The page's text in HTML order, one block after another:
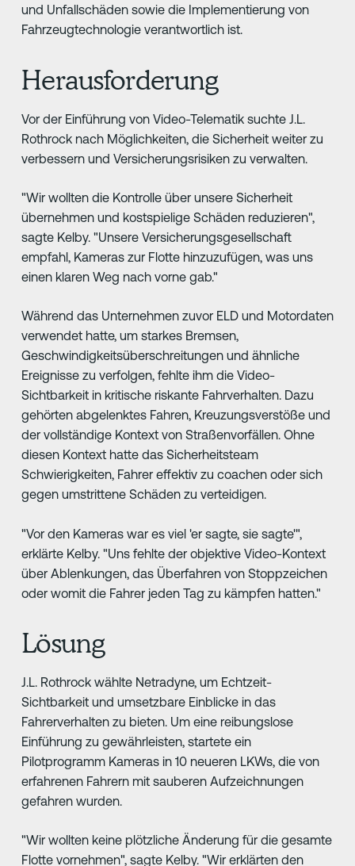
und Unfallschäden sowie die Implementierung von
Fahrzeugtechnologie verantwortlich ist.
Herausforderung
Vor der Einführung von Video-Telematik suchte J.L.
Rothrock nach Möglichkeiten, die Sicherheit weiter zu
verbessern und Versicherungsrisiken zu verwalten.
"Wir wollten die Kontrolle über unsere Sicherheit
übernehmen und kostspielige Schäden reduzieren",
sagte Kelby. "Unsere Versicherungsgesellschaft
empfahl, Kameras zur Flotte hinzuzufügen, was uns
einen klaren Weg nach vorne gab."
Während das Unternehmen zuvor ELD und Motordaten
verwendet hatte, um starkes Bremsen,
Geschwindigkeitsüberschreitungen und ähnliche
Ereignisse zu verfolgen, fehlte ihm die Video-
Sichtbarkeit in kritische riskante Fahrverhalten. Dazu
gehörten abgelenktes Fahren, Kreuzungsverstöße und
der vollständige Kontext von Straßenvorfällen. Ohne
diesen Kontext hatte das Sicherheitsteam
Schwierigkeiten, Fahrer effektiv zu coachen oder sich
gegen umstrittene Schäden zu verteidigen.
"Vor den Kameras war es viel 'er sagte, sie sagte'",
erklärte Kelby. "Uns fehlte der objektive Video-Kontext
über Ablenkungen, das Überfahren von Stoppzeichen
oder womit die Fahrer jeden Tag zu kämpfen hatten."
Lösung
J.L. Rothrock wählte Netradyne, um Echtzeit-
Sichtbarkeit und umsetzbare Einblicke in das
Fahrerverhalten zu bieten. Um eine reibungslose
Einführung zu gewährleisten, startete ein
Pilotprogramm Kameras in 10 neueren LKWs, die von
erfahrenen Fahrern mit sauberen Aufzeichnungen
gefahren wurden.
"Wir wollten keine plötzliche Änderung für die gesamte
Flotte vornehmen", sagte Kelby. "Wir erklärten den